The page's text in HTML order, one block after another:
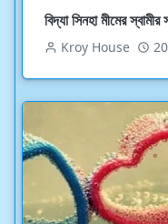
বিদ্যা সিনহা মীমের
Kroy House